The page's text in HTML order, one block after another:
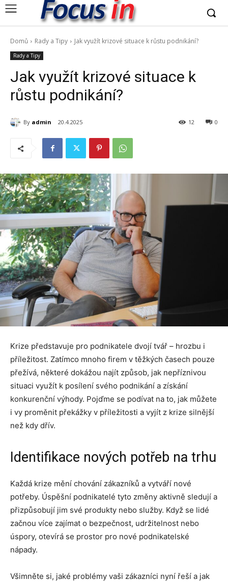
Domů Rady a Tipy Jak využít krizové situace k růstu podnikání?
Rady a Tipy
Jak využít krizové situace k
růstu podnikání?
By admin 20.4.2025 0
12
Krize představuje pro podnikatele dvojí tvář – hrozbu i
příležitost. Zatímco mnoho firem v těžkých časech pouze
přežívá, některé dokážou najít způsob, jak nepříznivou
situaci využít k posílení svého podnikání a získání
konkurenční výhody. Pojďme se podívat na to, jak můžete
i vy proměnit překážky v příležitosti a vyjít z krize silnější
než kdy dřív.
Identifikace nových potřeb na trhu
Každá krize mění chování zákazníků a vytváří nové
potřeby. Úspěšní podnikatelé tyto změny aktivně sledují a
přizpůsobují jim své produkty nebo služby. Když se lidé
začnou více zajímat o bezpečnost, udržitelnost nebo
úspory, otevírá se prostor pro nové podnikatelské
nápady.
Všimněte si, jaké problémy vaši zákazníci nyní řeší a jak